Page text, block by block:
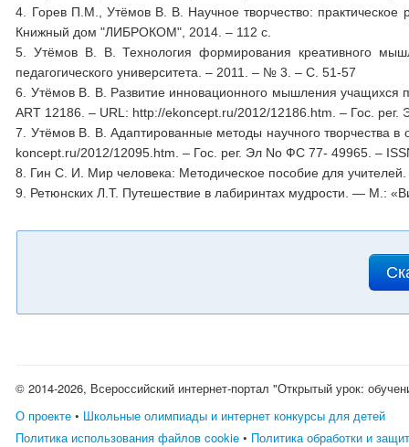
4. Горев П.М., Утёмов В. В. Научное творчество: практическое
Книжный дом "ЛИБРОКОМ", 2014. – 112 с.
5. Утёмов В. В. Технология формирования креативного
педагогического университета. – 2011. – № 3. – С. 51-57
6. Утёмов В. В. Развитие инновационного мышления учащихся
ART 12186. – URL: http://ekoncept.ru/2012/12186.htm. – Гос.
7. Утёмов В. В. Адаптированные методы научного творчества
koncept.ru/2012/12095.htm. – Гос. рег. Эл No ФС 77- 49965. –
8. Гин С. И. Мир человека: Методическое пособие для
9. Ретюнских Л.Т. Путешествие в лабиринтах мудрости. — М.:
© 2014-2026, Всероссийский интернет-портал "Открытый урок:
О проекте • Школьные олимпиады и интернет конкурсы для детей
Политика использования файлов cookie • Политика обработки и